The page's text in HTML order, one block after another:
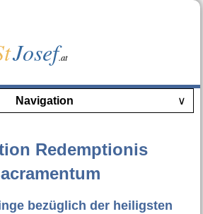
Josef.at
Navigation ∨
Redemptionis
bezüglich der heiligsten